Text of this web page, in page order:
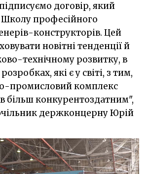
договір, який
Школу професійного
конструкторів. Цей
новітні тенденції й
технічному розвитку, в
які є у світі, з тим,
промисловий комплекс
більш конкурентоздатним",
держконцерну Юрій